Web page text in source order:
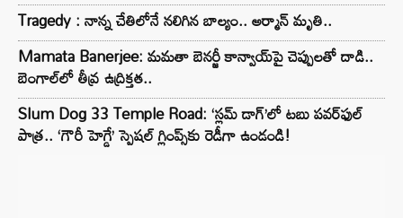
Tragedy : నాన్న చేతిలోనే నలిగిన బాల్యం.. అర్మాన్ మృతి..
Mamata Banerjee: మమతా బెనర్జీ కాన్వాయ్‌పై చెప్పులతో దాడి..
బెంగాల్‌లో తీవ్ర ఉద్రిక్తత..
Slum Dog 33 Temple Road: ‘స్లమ్ డాగ్’లో టబు పవర్‌ఫుల్
పాత్ర.. ‘గౌరీ హెగ్డే’ స్పెషల్ గ్లింప్స్‌కు రెడీగా ఉండండి!